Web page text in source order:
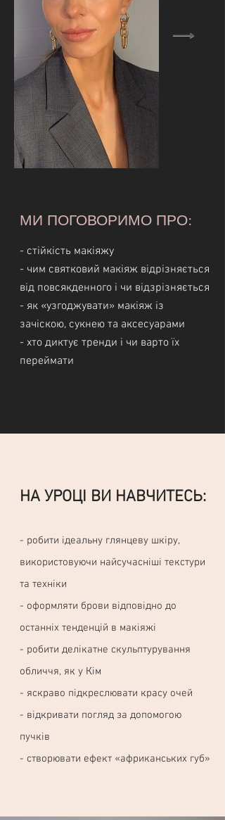
МИ ПОГОВОРИМО ПРО:
- стійкість макіяжу
- чим святковий макіяж відрізняється
від повсякденного і чи відзрізняється
- як «узгоджувати» макіяж із
зачіскою, сукнею та аксесуарами
- хто диктує тренди і чи варто їх
переймати
НА УРОЦІ ВИ НАВЧИТЕСЬ:
- робити ідеальну глянцеву шкіру,
використовуючи найсучасніші текстури
та техніки
- оформляти брови відповідно до
останніх тенденцій в макіяжі
- робити делікатне скульптурування
обличчя, як у Кім
- яскраво підкреслювати красу очей
- відкривати погляд за допомогою
пучків
- створювати ефект «африканських губ»